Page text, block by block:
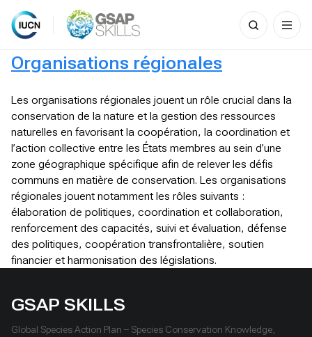
Skip
content
Search
for:
Organisations régionales
Les organisations régionales jouent un rôle crucial dans la
conservation de la nature et la gestion des ressources
naturelles en favorisant la coopération, la coordination et
l’action collective entre les États membres au sein d’une
zone géographique spécifique afin de relever les défis
communs en matière de conservation. Les organisations
régionales jouent notamment les rôles suivants :
élaboration de politiques, coordination et collaboration,
renforcement des capacités, suivi et évaluation, défense
des politiques, coopération transfrontalière, soutien
financier et harmonisation des législations.
GSAP SKILLS
Global Species Action Plan – Species Conservation Knowledge,